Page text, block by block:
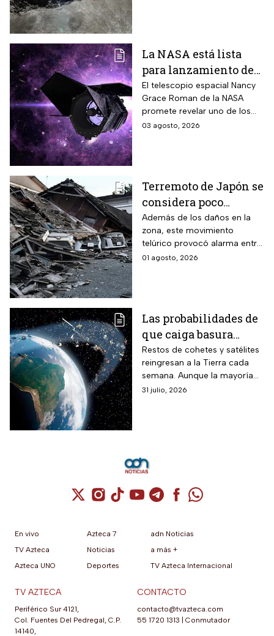
La NASA está lista
para lanzamiento del
telescopio espacial
Nancy Grace Roman
El telescopio espacial Nancy
Grace Roman de la NASA
promete revelar uno de los
misterios más grandes del
03 agosto, 2026
Terremoto de Japón se
considera poco
común; así lo
explican los expertos
Además de los daños en la
zona, este movimiento
telúrico provocó alarma entre
la comunidad científica
01 agosto, 2026
Las probabilidades de
que caiga basura
espacial sobre tu casa,
según la ciencia
Restos de cohetes y satélites
reingresan a la Tierra cada
semana. Aunque la mayoría
se desintegra en la atmósfera,
31 julio, 2026
Cuenta de X / Twitter (se abre en una
Cuenta de Instagram (se abre en una
Cuenta de TikTok (se abre en
Cuenta de YouTube (se abre
Cuenta de Telegram (se
Cuenta de
Cuenta de
En vivo
TV Azteca
Azteca UNO
Azteca 7
Noticias
Deportes
adn Noticias
a más +
TV Azteca Internacional
TV AZTECA
Periférico Sur 4121,
Col. Fuentes Del Pedregal, C.P.
14140,
CONTACTO
contacto@tvazteca.com
55 1720 1313
Conmutador